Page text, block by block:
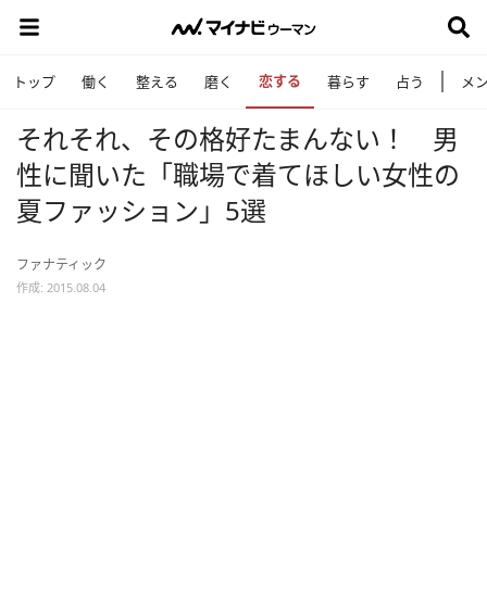
トップ 働く 整える 磨く 恋する 暮らす 占う メ
それそれ、その格好たまんない！ 男
性に聞いた「職場で着てほしい女性の
夏ファッション」5選
ファナティック
作成: 2015.08.04